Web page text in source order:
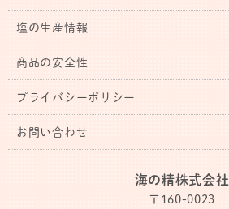
塩の生産情報
商品の安全性
プライバシーポリシー
お問い合わせ
海の精株式会社
〒160-0023